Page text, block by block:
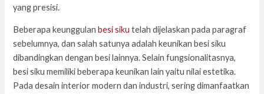
yang presisi.
Beberapa keunggulanbesi siku telah dijelaskan pada paragraf
sebelumnya, dan salah satunya adalah keunikan besi siku
dibandingkan dengan besi lainnya. Selain fungsionalitasnya,
besi siku memiliki beberapa keunikan lain yaitu nilai estetika.
Pada desain interior modern dan industri, sering dimanfaatkan